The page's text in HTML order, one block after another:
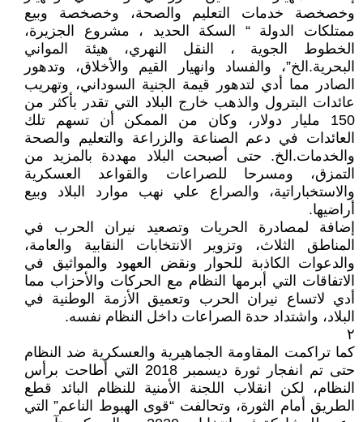
وخصخصة خدمات التعليم والصحة، وخصخصة وبيع
ممتلكات الدولة “ السكة الحديد ، مشروع الجزيرة،
الخطوط الجوية ، النقل النهري، هيئة المواني
البحرية.الخ”، والفساد وانهيار القيم والأخلاق، وتدهور
الصادر مما أدي لتدهور قيمة الجنية السوداني، وتهريب
عائدات البترول والذهب خارج البلاد التي تقدر بأكثر من
150 مليار دولار، وكان من الممكن أن تسهم تلك
العائدات في دعم الصناعة والزراعة والتعليم والصحة
والخدمات.الخ. حتى أصبحت البلاد مهددة بالمزيد من
التمزق، ومسرحا للصراعات والقواعد العسكرية
والاستخباراتية، والصراع علي نهب موارد البلاد وبيع
أراضيها.
إضافة لمصادرة الحريات وتصعيد نيران الحرب في
المناطق الثلاث، وتزوير الانتخابات النقابية والعامة،
والدعوات الكاذبة للحوار ونقض العهود والمواثيق في
الاتفاقات التي أبرمها النظام مع الحركات والأحزاب مما
أدي لاتساع نيران الحرب وتعميق الأزمة الوطنية في
البلاد، واشتداد حدة الصراعات داخل النظام نفسه.
٢
كما تراكمت المقاومة الجماهيرية والعسكرية ضد النظام
حتى تم انفجار ثورة ديسمبر 2018 التي أطاحت برأس
النظام، لكن انقلاب اللجنة الأمنية للنظام البائد قطع
الطريق أمام الثورة، وتحالفت “قوى الهبوط الناعم” التي